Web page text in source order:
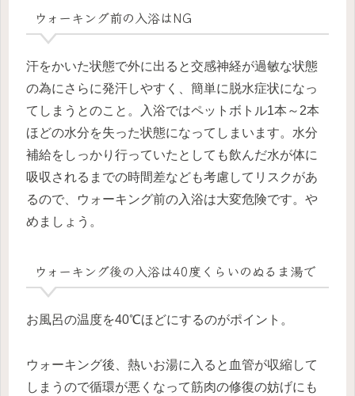
ウォーキング前の入浴はNG
汗をかいた状態で外に出ると交感神経が過敏な状態
の為にさらに発汗しやすく、簡単に脱水症状になっ
てしまうとのこと。入浴ではペットボトル1本～2本
ほどの水分を失った状態になってしまいます。水分
補給をしっかり行っていたとしても飲んだ水が体に
吸収されるまでの時間差なども考慮してリスクがあ
るので、ウォーキング前の入浴は大変危険です。や
めましょう。
ウォーキング後の入浴は40度くらいのぬるま湯で
お風呂の温度を40℃ほどにするのがポイント。
ウォーキング後、熱いお湯に入ると血管が収縮して
しまうので循環が悪くなって筋肉の修復の妨げにも